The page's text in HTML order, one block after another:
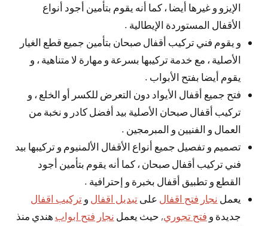
الإيزو و غيرها أيضا ، كما أنه يقوم بتأمين أجود أنواع
الأقفال المستوردة الإيطالية .
و يقوم فني تركيب أقفال صبحان بتأمين جميع قطع الغيار
الأصلية ، مع خدمة تركيبها بسرعة و مهارة لا متناهية ، و
يقوم أيضا بفتح الأبواب .
فتح جميع أقفال الأيواد دون التعرض للكسر أو الخلع ، و
تركيب أقفال صبحان الأصلية بيد أفضل كادر و نخبة من
العمال و الفنيين و المبرمجين .
تصميم و تفصيل جميع أنواع الأقفال الألمنيوم و تركيبها بيد
فني تركيب أقفال صبحان ، كما أنه يقوم بتأمين أجود
القطع و تطبيق أقفال بخبرة و إحترافية .
يعمل نجار فتح اقفال علىتبديل اقفال وتركيب اقفال
جديدة و فتح تجوري, حيث يعمل نجار فتح ابواب هندي منذ